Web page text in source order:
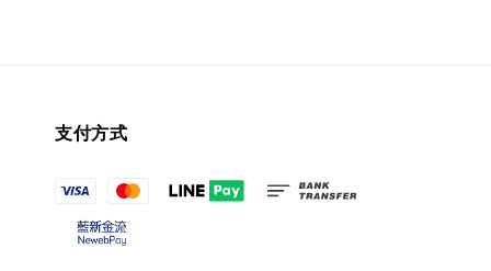
支付方式